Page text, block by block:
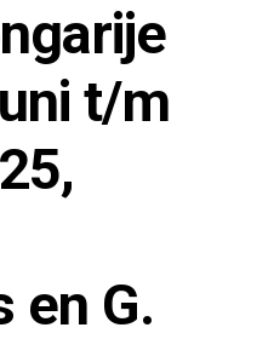
t/m
en G.